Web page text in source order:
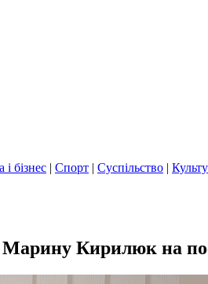
і бізнес | Спорт | Суспільство |
Кирилюк на